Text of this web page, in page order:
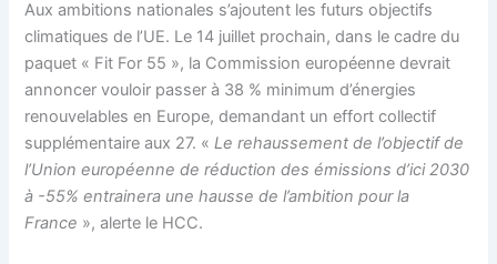
Aux ambitions nationales s’ajoutent les futurs objectifs
climatiques de l’UE. Le 14 juillet prochain, dans le cadre du
paquet « Fit For 55 », la Commission européenne devrait
annoncer vouloir passer à 38 % minimum d’énergies
renouvelables en Europe, demandant un effort collectif
supplémentaire aux 27. «Le rehaussement de l’objectif de
l’Union européenne de réduction des émissions d’ici 2030
à -55% entrainera une hausse de l’ambition pour la
France », alerte le HCC.